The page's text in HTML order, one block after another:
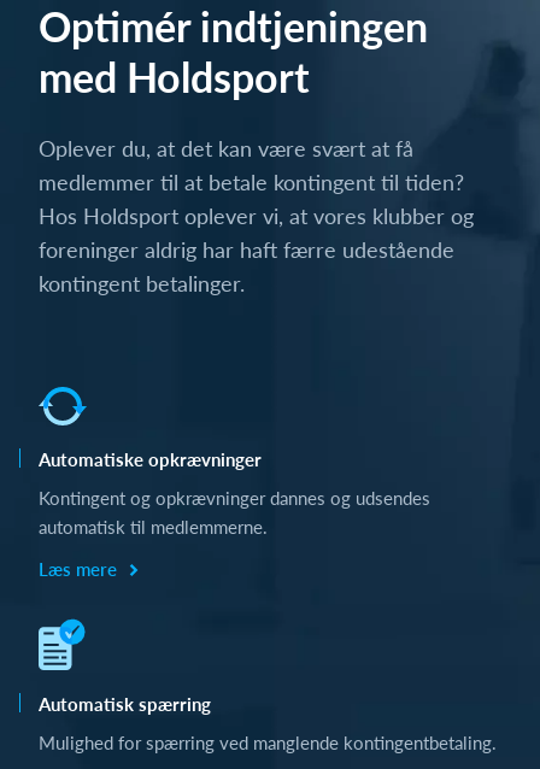
Optimér indtjeningen
med Holdsport
Oplever du, at det kan være svært at få
medlemmer til at betale kontingent til tiden?
Hos Holdsport oplever vi, at vores klubber og
foreninger aldrig har haft færre udestående
kontingent betalinger.
Automatiske opkrævninger
Kontingent og opkrævninger dannes og udsendes
automatisk til medlemmerne.
Læs mere
Automatisk spærring
Mulighed for spærring ved manglende kontingentbetaling.